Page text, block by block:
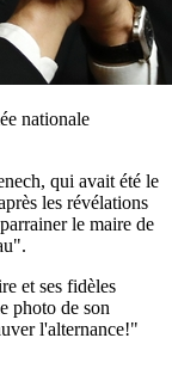
nationale
qui avait été le
les révélations
le maire de
et ses fidèles
photo de son
l'alternance!"